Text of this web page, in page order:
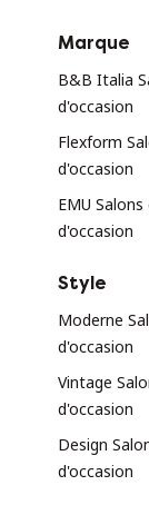
Marque
B&B Italia
d'occasion
Flexform
d'occasion
EMU
d'occasion
Style
Moderne
d'occasion
Vintage
d'occasion
Design
d'occasion